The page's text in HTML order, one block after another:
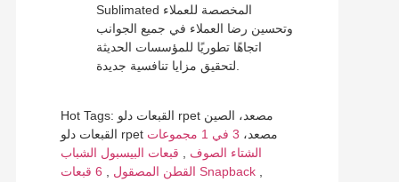
Sublimated المخصصة للعملاء
وتحسين رضا العملاء في جميع الجوانب
اتجاهًا تطوريًا للمؤسسات الحديثة
Hot Tags: القبعات دلو rpet مصعد، الصين
القبعات دلو rpet مصعد،
3 في 1 مجموعات
الشتاء الصوف , قبعات البيسبول الشباب
القطن المصقول , 6 قبعات Snapback ,